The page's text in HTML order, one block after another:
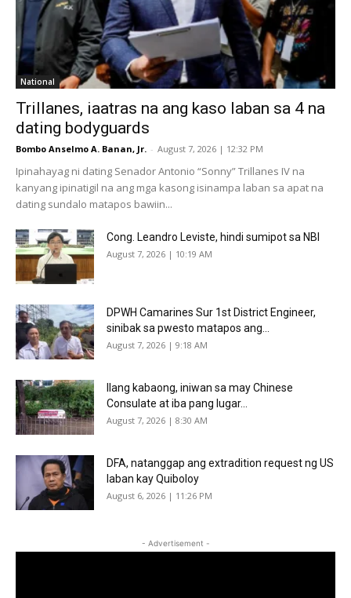
National
Trillanes, iaatras na ang kaso laban sa 4 na
dating bodyguards
Bombo Anselmo A. Banan, Jr. - August 7, 2026 | 12:32 PM
Ipinahayag ni dating Senador Antonio “Sonny” Trillanes IV na
kanyang ipinatigil na ang mga kasong isinampa laban sa apat na
dating sundalo matapos bawiin...
Cong. Leandro Leviste, hindi sumipot sa NBI
August 7, 2026 | 10:19 AM
DPWH Camarines Sur 1st District Engineer,
sinibak sa pwesto matapos ang...
August 7, 2026 | 9:18 AM
Ilang kabaong, iniwan sa may Chinese
Consulate at iba pang lugar...
August 7, 2026 | 8:30 AM
DFA, natanggap ang extradition request ng US
laban kay Quiboloy
August 6, 2026 | 11:26 PM
- Advertisement -